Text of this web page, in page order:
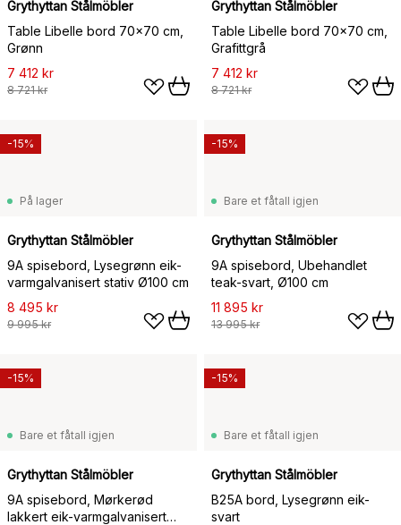
Grythyttan Stålmöbler
Table Libelle bord 70x70 cm,
Grønn
7 412 kr
8 721 kr
Grythyttan Stålmöbler
Table Libelle bord 70x70 cm,
Grafittgrå
7 412 kr
8 721 kr
På lager
Grythyttan Stålmöbler
9A spisebord, Lysegrønn eik-
varmgalvanisert stativ Ø100 cm
8 495 kr
9 995 kr
-15%
Bare et fåtall igjen
Grythyttan Stålmöbler
9A spisebord, Ubehandlet
teak-svart, Ø100 cm
11 895 kr
13 995 kr
-15%
Bare et fåtall igjen
Grythyttan Stålmöbler
9A spisebord, Mørkerød
lakkert eik-varmgalvanisert
-15%
Bare et fåtall igjen
Grythyttan Stålmöbler
B25A bord, Lysegrønn eik-
svart
-15%